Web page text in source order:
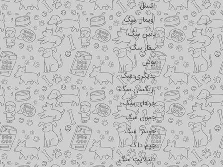
اکسل
اویمال سگ
بابین سگ
بیفار سگ
بوش
پدیگری سگ
تریکسی سگ
جرهای سگ
جمون سگ
جوسرا سگ
جیم داگ
دنتالایت سگ